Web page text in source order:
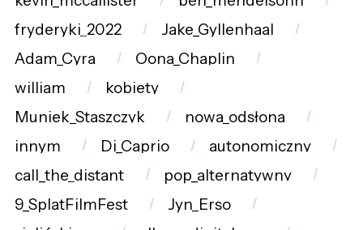
fryderyki_2022
Jake_Gyllenhaal
Adam_Cyra
Oona_Chaplin
william
kobiety
Muniek_Staszczyk
nowa_odsłona
innym
Di_Caprio
autonomiczny
call_the_distant
pop_alternatywny
9_SplatFilmFest
Jyn_Erso